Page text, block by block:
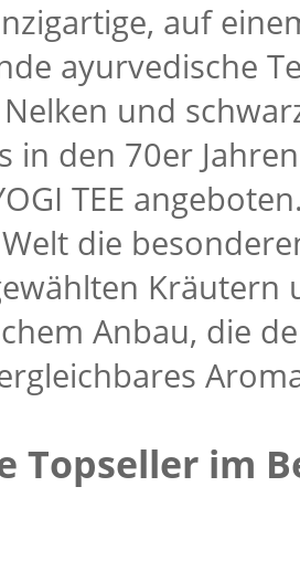
auf
ayurvedische
und
in den 70er
TEE
die
Anbau, die
Topseller im